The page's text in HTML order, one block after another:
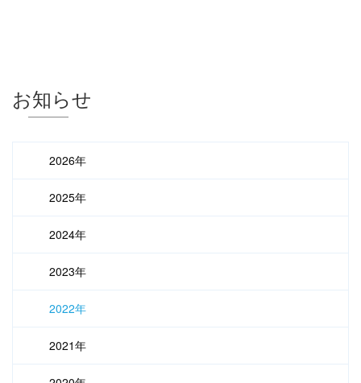
お知らせ
2026年
2025年
2024年
2023年
2022年
2021年